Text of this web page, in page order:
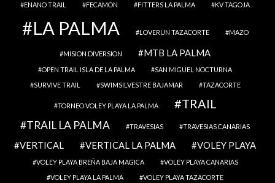
ENANO TRAIL
FECAMON FITTERS LA PALMA KV TAGOJA
LA PALMA LOVERUN TAZACORTE MAZO
MISION DIVERSION MTB LA PALMA
OPEN TRAIL ISLA DE LA PALMA
SAN MIGUEL NOCTURNA
SURVIVE TRAIL
SWIMSILVESTRE BAJAMAR TAZACORTE
TORNEO VOLEY PLAYA LA PALMA TRAIL
TRAIL LA PALMA TRAVESIAS TRAVESIAS CANARIAS
VERTICAL VERTICAL LA PALMA VOLEY PLAYA
VOLEY PLAYA BREÑA BAJA MAGICA
VOLEY PLAYA CANARIAS
VOLEY PLAYA LA PALMA
VOLEY PLAYA TAZACORTE